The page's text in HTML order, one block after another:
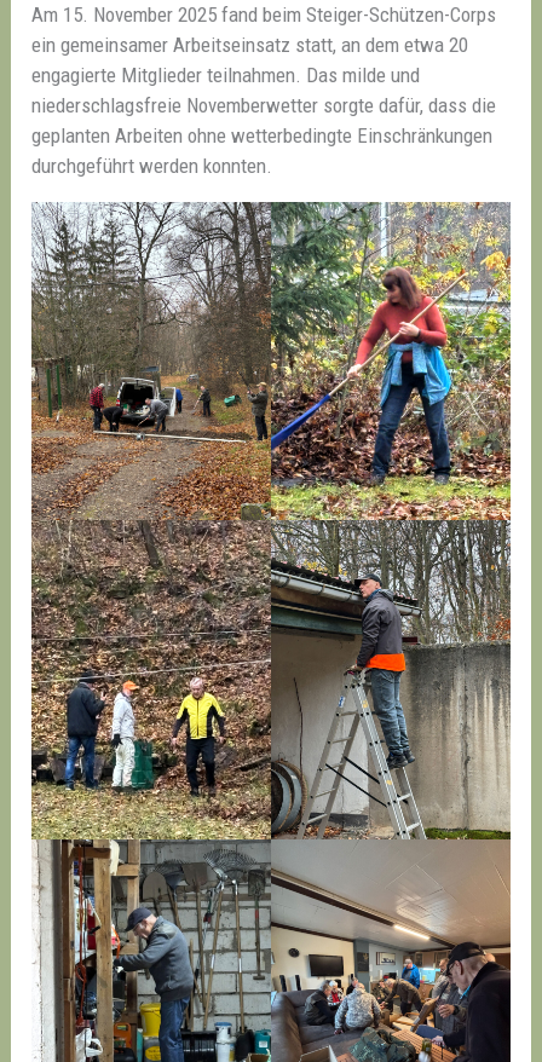
Am 15. November 2025 fand beim Steiger-Schützen-Corps
ein gemeinsamer Arbeitseinsatz statt, an dem etwa 20
engagierte Mitglieder teilnahmen. Das milde und
niederschlagsfreie Novemberwetter sorgte dafür, dass die
geplanten Arbeiten ohne wetterbedingte Einschränkungen
durchgeführt werden konnten.